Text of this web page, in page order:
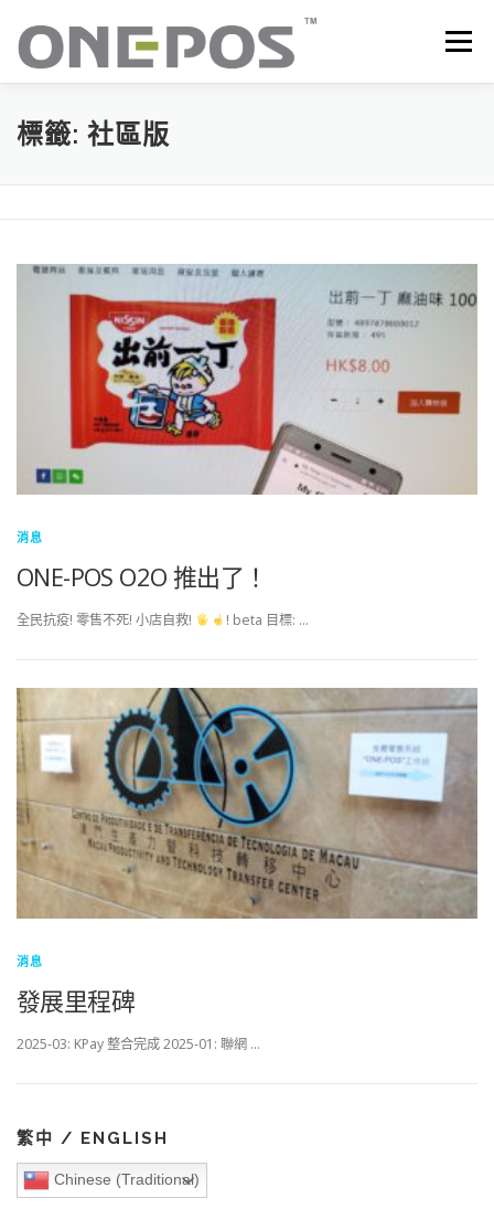
選單
所有產品．下載
標籤: 社區版
消息
ONE-POS O2O 推出了！
全民抗疫! 零售不死! 小店自救! ! beta 目標: …
消息
發展里程碑
2025-03: KPay 整合完成 2025-01: 聯網 …
繁中 / ENGLISH
Chinese (Traditional)